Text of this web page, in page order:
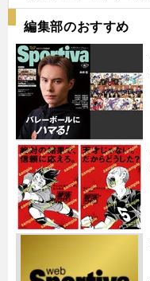
編集部のおすすめ